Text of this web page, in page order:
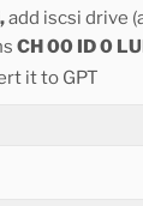
add iscsi drive
CH 00 ID 0
it to GPT